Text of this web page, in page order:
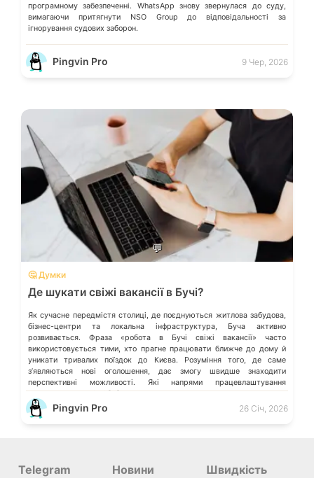
програмному забезпеченні. WhatsApp знову звернулася до суду,
вимагаючи притягнути NSO Group до відповідальності за
ігнорування судових заборон.
Pingvin Pro 9 Чер, 2026
💬
🤔 Думки
Де шукати свіжі вакансії в Бучі?
Як сучасне передмістя столиці, де поєднуються житлова забудова,
бізнес-центри та локальна інфраструктура, Буча активно
розвивається. Фраза «робота в Бучі свіжі вакансії» часто
використовується тими, хто прагне працювати ближче до дому й
уникати тривалих поїздок до Києва. Розуміння того, де саме
зʼявляються нові оголошення, дає змогу швидше знаходити
перспективні можливості. Які напрями працевлаштування
переважають у місті […]
Pingvin Pro 26 Січ, 2026
Telegram Новини Швидкість